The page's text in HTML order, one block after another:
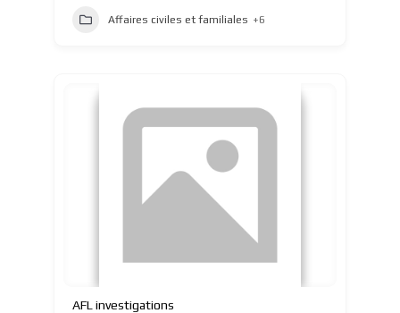
Affaires civiles et familiales +6
AFL investigations